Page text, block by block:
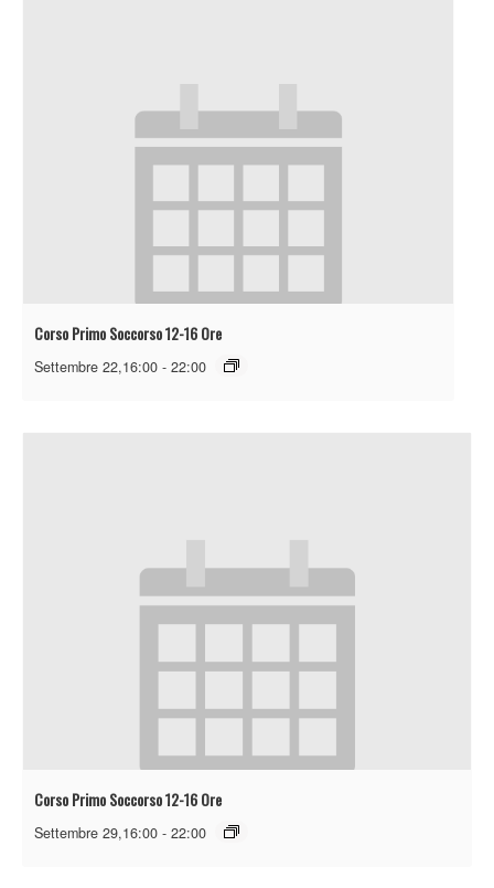
Corso Primo Soccorso 12-16 Ore
Settembre 22,16:00 - 22:00
Corso Primo Soccorso 12-16 Ore
Settembre 29,16:00 - 22:00